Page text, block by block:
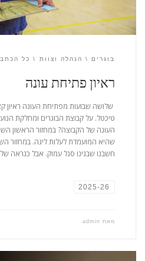
בוגרים הנהלה וצוות כל
ראיון פתיחת עונה
שלושה שבועות מפתיחת העונה ראיון
טיכטל. על קבוצת הבוגרים ומחלקת
העונה של הקבוצה? במחזור הראשון
שהיא המועמדת לעלות ליגה. במחזור
חשבנו שבנינו סגל עמוק. אבל כנראה
2025-26
מאת admin